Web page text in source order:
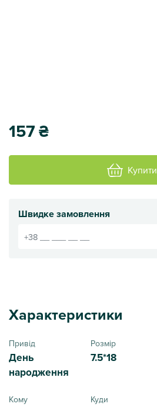
157₴
Купити
Швидке замовлення
Характеристики
Привід
День
народження
Розмір
7.5*18
Кому Куди